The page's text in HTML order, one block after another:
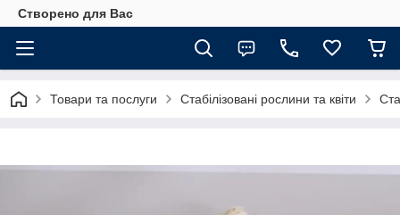
Створено для Вас
Товари та послуги Стабілізовані рослини та квіти